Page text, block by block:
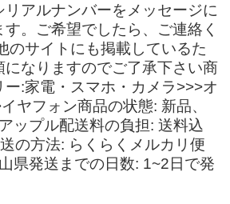
アルナンバーをメッセージに
。ご希望でしたら、ご連絡く
サイトにも掲載しているた
になりますのでご了承下さい商
:家電・スマホ・カメラ>>>オ
ヤフォン商品の状態: 新品、
ップル配送料の負担: 送料込
の方法: らくらくメルカリ便
県発送までの日数: 1~2日で発